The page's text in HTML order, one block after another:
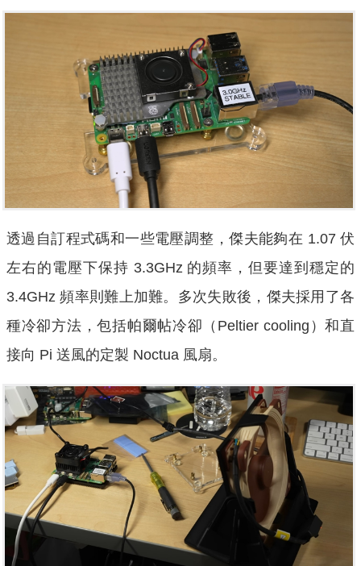
透過自訂程式碼和一些電壓調整，傑夫能夠在 1.07 伏
左右的電壓下保持 3.3GHz 的頻率，但要達到穩定的
3.4GHz 頻率則難上加難。多次失敗後，傑夫採用了各
種冷卻方法，包括帕爾帖冷卻（Peltier cooling）和直
接向 Pi 送風的定製 Noctua 風扇。